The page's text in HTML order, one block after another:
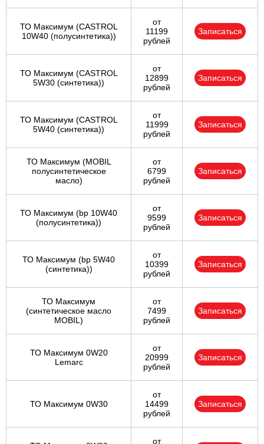
ТО Максимум (CASTROL
10W40 (полусинтетика))
от
11199
рублей
Записаться
ТО Максимум (CASTROL
5W30 (синтетика))
от
12899
рублей
Записаться
ТО Максимум (CASTROL
5W40 (синтетика))
от
11999
рублей
Записаться
ТО Максимум (MOBIL
полуcинтетическое
масло)
от
6799
рублей
Записаться
ТО Максимум (bp 10W40
(полусинтетика))
от
9599
рублей
Записаться
ТО Максимум (bp 5W40
(синтетика))
от
10399
рублей
Записаться
ТО Максимум
(cинтетическое масло
MOBIL)
от
7499
рублей
Записаться
ТО Максимум 0W20
Lemarc
от
20999
рублей
Записаться
ТО Максимум 0W30
от
14499
рублей
Записаться
от